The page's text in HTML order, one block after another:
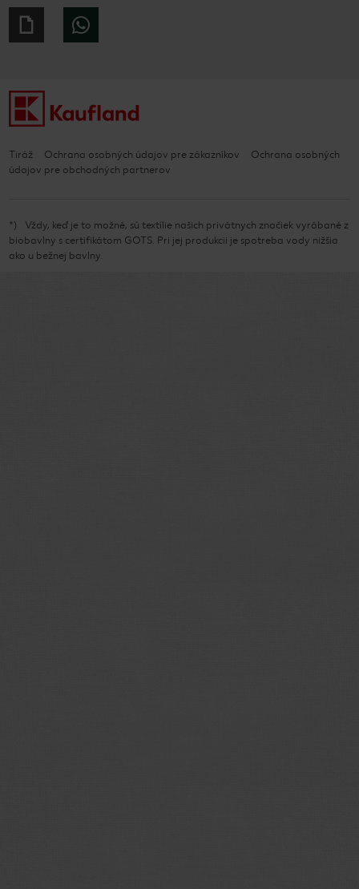
Giphy
Tiráž Ochrana osobných údajov pre zákazníkov
Ochrana osobných
údajov pre obchodných partnerov
*
Vždy, keď je to možné, sú textílie našich privátnych značiek vyrábané z
biobavlny s certifikátom GOTS. Pri jej produkcii je spotreba vody nižšia
ako u bežnej bavlny.